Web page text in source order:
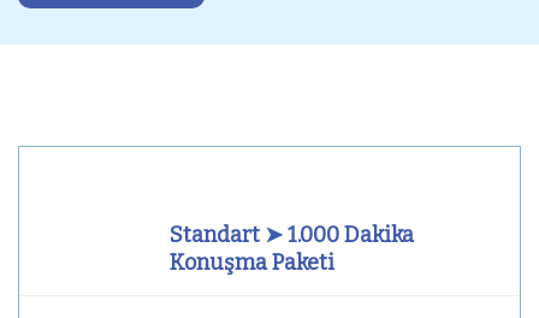
Standart ➤ 1.000 Dakika
Konuşma Paketi